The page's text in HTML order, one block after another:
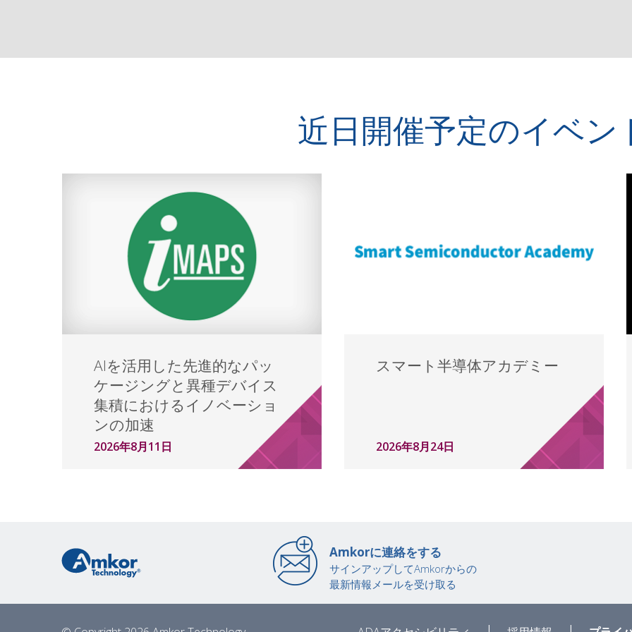
近日開催予定のイベン
AIを活用した先進的なパッ
ケージングと異種デバイス
集積におけるイノベーショ
ンの加速
2026年8月11日
スマート半導体アカデミー
2026年8月24日
Amkorに連絡をする
サインアップしてAmkorからの
最新情報メールを受け取る